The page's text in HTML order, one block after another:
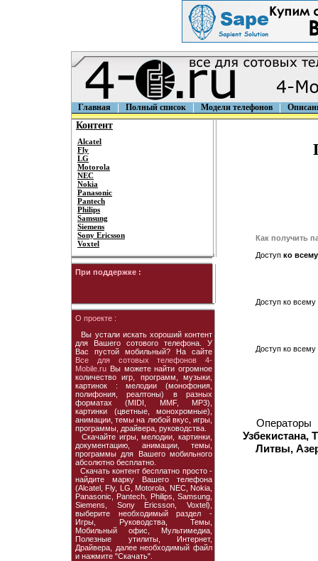
Главная Полный список Модели телефонов
Контент
Alcatel
Fly
LG
Motorola
NEC
Nokia
Panasonic
Pantech
Philips
Samsung
Siemens
Sony Ericsson
Voxtel
При поддержке :
О проекте :
Вы устали искать хороший контент
для Вашего сотового телефона. У
Вас пустой мобильный? На сайте
Все для сотовых телефонов 4-
Mobile.ru Вы можете найти огромное
количество игр, программ, музыки,
картинок : мелодии (монофония,
полифония, реалтоны) в разных
форматах (MIDI, MMF, MP3),
картинки (цветные, монохромные),
анимации, темы на любой вкус, игры,
программы, драйвера, руководства.
Скачайте игры, мелодии, картинки,
документацию, анимации, темы,
программы для Вашего мобильного
абсолютно бесплатно.
Скачать контент бесплатно просто -
найдите марку Вашего телефона
(Alcatel, Fly, LG, Motorola, NEC, Nokia,
Panasonic, Pantech, Philips, Samsung,
Siemens, Sony Ericsson, Voxtel),
выберите необходимый раздел -
Игры, Руководства, Темы,
Мобильный офис, Мультимедиа,
Полезные утилиты, Интернет,
Драйвера, далее необходимый файл
и нажмите "Скачать".
Как получить
Доступ ко
Доступ ко всему
Доступ ко
Операторы
Узбекистана,
Литвы,